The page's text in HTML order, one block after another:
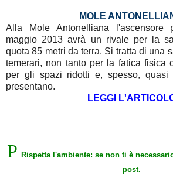
MOLE
Alla Mole Antonelliana l'ascensore
maggio 2013 avrà un rivale per la
quota 85 metri da terra. Si tratta di una
temerari, non tanto per la fatica fisica
per gli spazi ridotti e, spesso, quasi
presentano.
LEGGI
P Rispetta l'ambiente: se non ti è
post.